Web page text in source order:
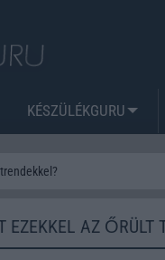
KÉSZÜLÉKGURU
EZEKKEL AZ ŐRÜLT